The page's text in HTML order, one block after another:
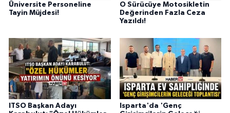
Üniversite Personeline
Tayin Müjdesi!
O Sürücüye Motosikletin
Değerinden Fazla Ceza
Yazıldı!
ITSO Başkan Adayı
Isparta'da 'Genç